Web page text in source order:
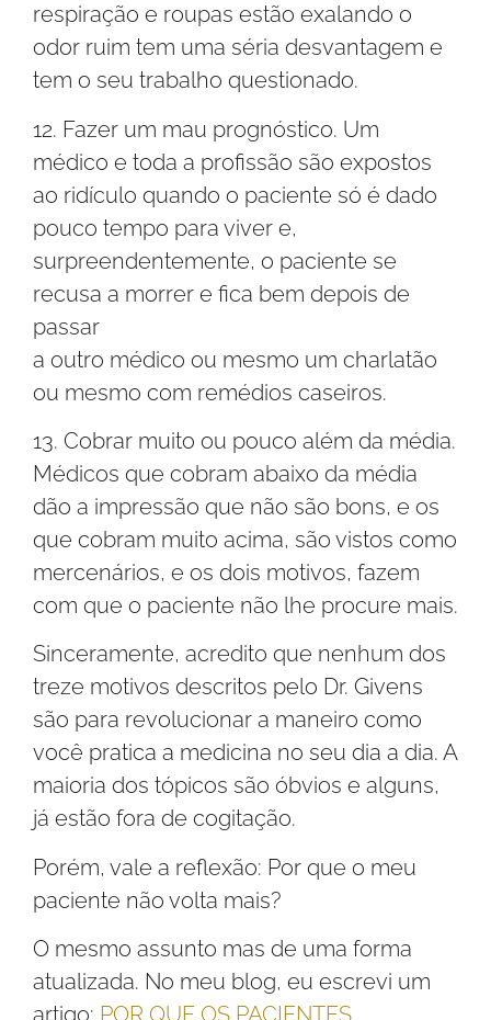
respiração e roupas estão exalando o
odor ruim tem uma séria desvantagem e
tem o seu trabalho questionado.
12. Fazer um mau prognóstico. Um
médico e toda a profissão são expostos
ao ridículo quando o paciente só é dado
pouco tempo para viver e,
surpreendentemente, o paciente se
recusa a morrer e fica bem depois de
passar
a outro médico ou mesmo um charlatão
ou mesmo com remédios caseiros.
13. Cobrar muito ou pouco além da média.
Médicos que cobram abaixo da média
dão a impressão que não são bons, e os
que cobram muito acima, são vistos como
mercenários, e os dois motivos, fazem
com que o paciente não lhe procure mais.
Sinceramente, acredito que nenhum dos
treze motivos descritos pelo Dr. Givens
são para revolucionar a maneiro como
você pratica a medicina no seu dia a dia. A
maioria dos tópicos são óbvios e alguns,
já estão fora de cogitação.
Porém, vale a reflexão: Por que o meu
paciente não volta mais?
O mesmo assunto mas de uma forma
atualizada. No meu blog, eu escrevi um